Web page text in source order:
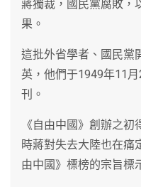
蔣獨裁，國民黨腐敗，
果。
這批外省學者、國民黨
英，他們于1949年11
刊。
《自由中國》創辦之
時蔣對失去大陸也在痛
由中國》標榜的宗旨標